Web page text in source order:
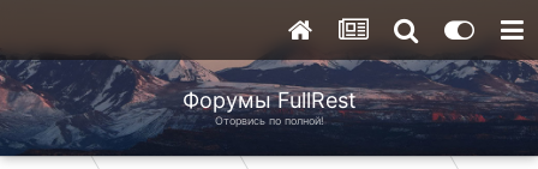
Форумы FullRest
Оторвись по полной!